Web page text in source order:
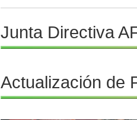
Junta Directiva
Actualización de